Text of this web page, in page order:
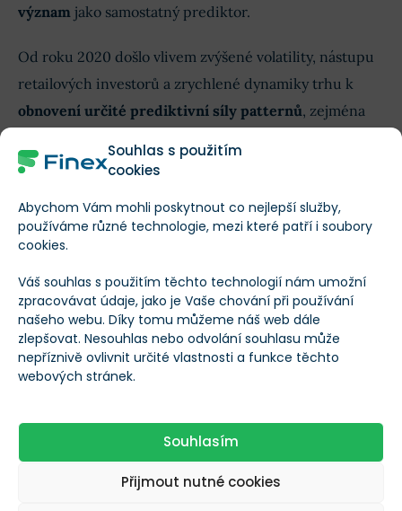
Souhlas s použitím
cookies
Abychom Vám mohli poskytnout co nejlepší služby,
používáme různé technologie, mezi které patří i soubory
cookies.
Váš souhlas s použitím těchto technologií nám umožní
zpracovávat údaje, jako je Vaše chování při používání
našeho webu. Díky tomu můžeme náš web dále
zlepšovat. Nesouhlas nebo odvolání souhlasu může
nepříznivě ovlivnit určité vlastnosti a funkce těchto
webových stránek.
Souhlasím
Přijmout nutné cookies
význam jako samostatný prediktor.
Od roku 2020 došlo vlivem zvýšené volatility, nástupu
retailových investorů a zrychlené dynamiky trhu k
obnovení určité prediktivní síly patternů, zejména
Trendy v patternové efektivitě
Býčí reverzní patterny měly v minulosti silnou
efektivních trhů, aleod roku 2020 jejich efektivita
opět mírně roste . To ukazuje následující přehled: